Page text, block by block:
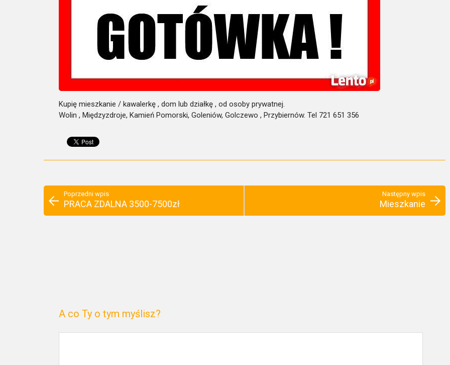
Kupię mieszkanie / kawalerkę , dom lub działkę , od osoby prywatnej.
Wolin , Międzyzdroje, Kamień Pomorski, Goleniów, Golczewo , Przybiernów. Tel 721 651 356
Poprzedni wpis
PRACA ZDALNA 3500-7500zł
Następny wpis
Mieszkanie
A co Ty o tym myślisz?